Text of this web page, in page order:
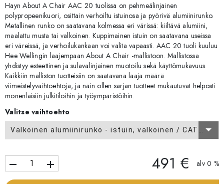
Hayn About A Chair AAC 20 tuolissa on pehmeälinjainen
polypropeenikuori, osittain verhoiltu istuinosa ja pyörivä alumiinirunko.
Metallinen runko on saatavana kolmessa eri värissä: kiiltävä alumiini,
maalattu musta tai valkoinen. Kuppimainen istuin on saatavana useissa
eri väreissä, ja verhoilukankaan voi valita vapaasti. AAC 20 tuoli kuuluu
Hee Wellingin laajempaan About A Chair -mallistoon. Mallistossa
yhdistyy esteettinen ja sulavalinjainen muotoilu sekä käyttömukavuus.
Kaikkiin malliston tuotteisiin on saatavana laaja määrä
viimeistelyvaihtoehtoja, ja näin ollen sarjan tuotteet mukautuvat helposti
monenlaisiin julkitiloihin ja työympäristöihin.
Valitse vaihtoehto
remove add 491 € alv 0 %